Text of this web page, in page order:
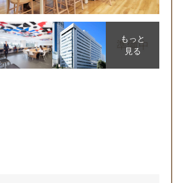
もっと
見る